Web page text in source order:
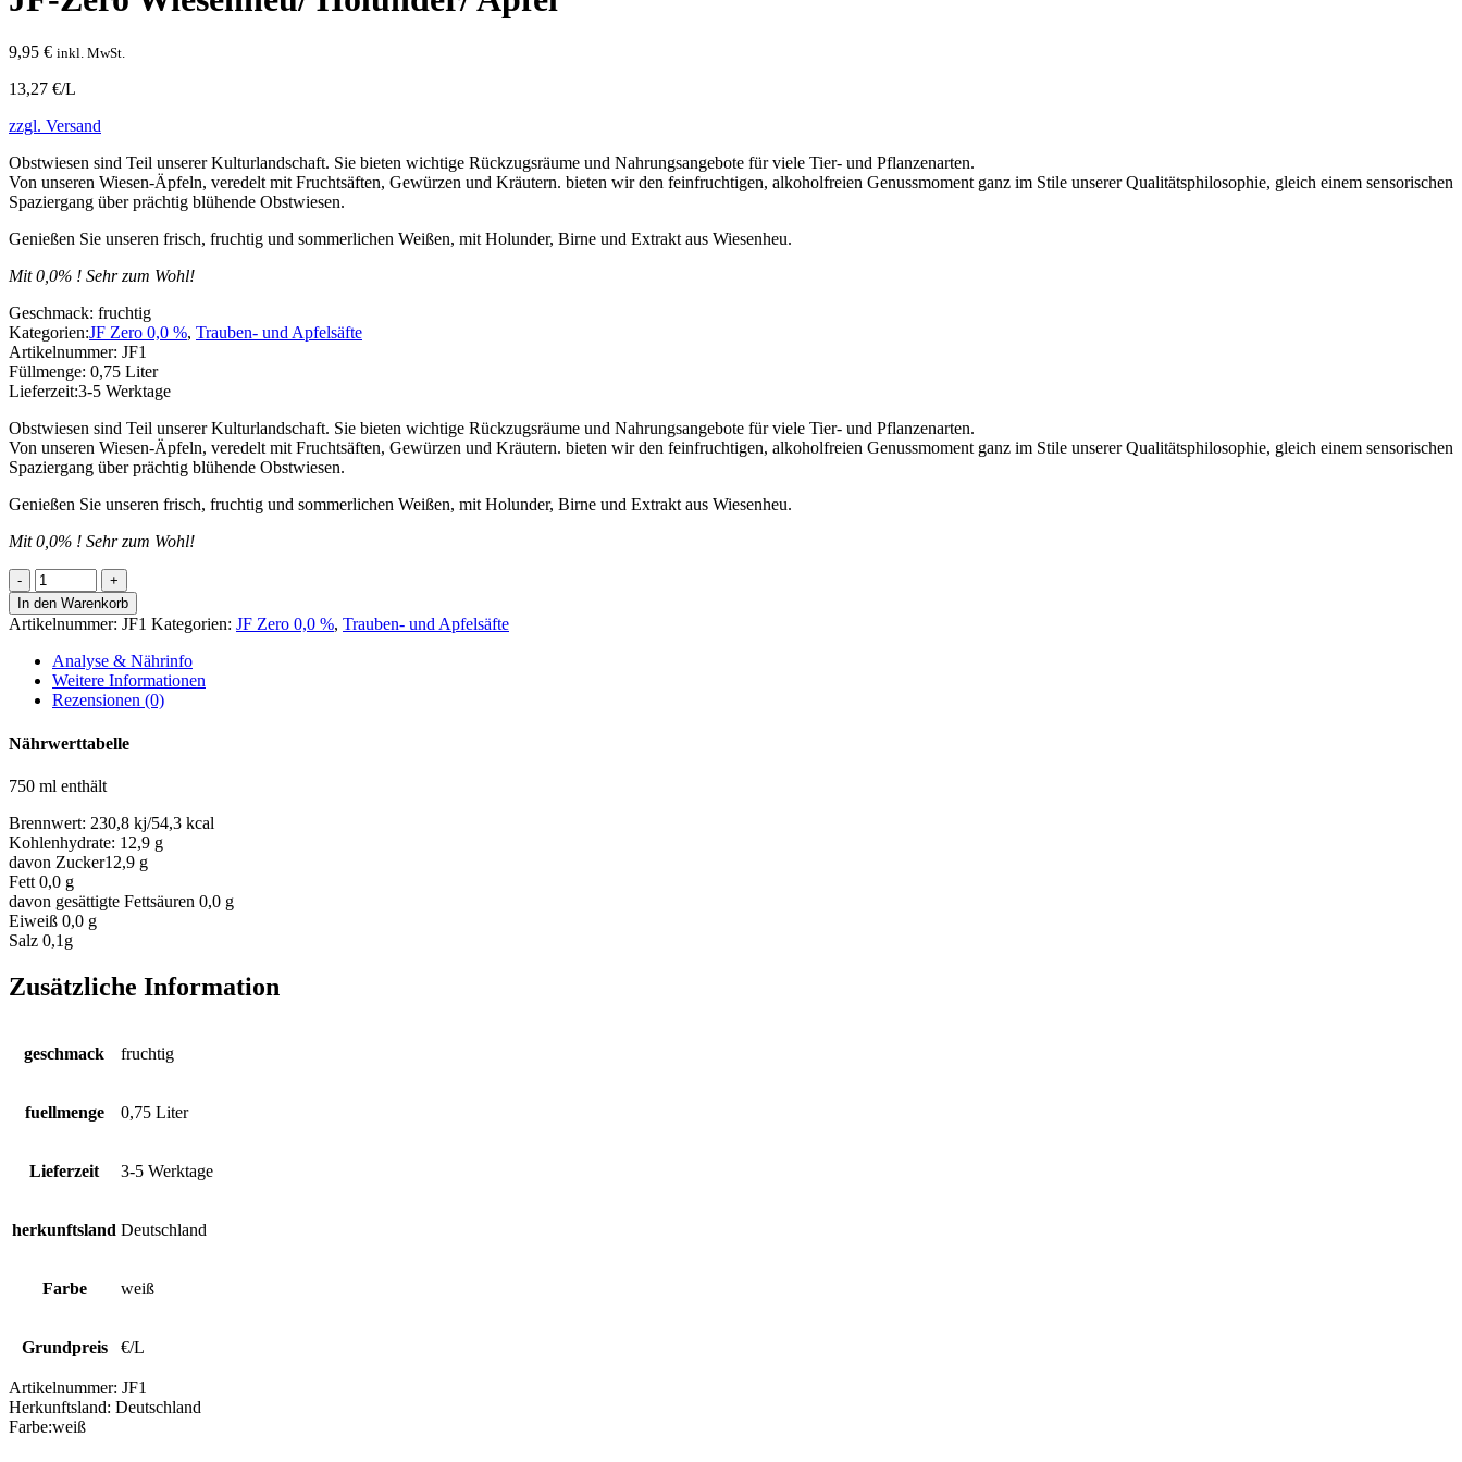
9,95 € inkl. MwSt.
13,27 €/L
zzgl. Versand
Obstwiesen sind Teil unserer Kulturlandschaft. Sie bieten wichtige Rückzugsräume und Nahrungsangebote für viele Tier- und Pflanzenarten.
Von unseren Wiesen-Äpfeln, veredelt mit Fruchtsäften, Gewürzen und Kräutern. bieten wir den feinfruchtigen, alkoholfreien Genussmoment ganz im Stile unserer Qualitätsphilosophie, gleich einem sensorischen
Spaziergang über prächtig blühende Obstwiesen.
Genießen Sie unseren frisch, fruchtig und sommerlichen Weißen, mit Holunder, Birne und Extrakt aus Wiesenheu.
Mit 0,0% ! Sehr zum Wohl!
Geschmack: fruchtig
Kategorien:JF Zero 0,0 %, Trauben- und Apfelsäfte
Artikelnummer: JF1
Füllmenge: 0,75 Liter
Lieferzeit:3-5 Werktage
Obstwiesen sind Teil unserer Kulturlandschaft. Sie bieten wichtige Rückzugsräume und Nahrungsangebote für viele Tier- und Pflanzenarten.
Von unseren Wiesen-Äpfeln, veredelt mit Fruchtsäften, Gewürzen und Kräutern. bieten wir den feinfruchtigen, alkoholfreien Genussmoment ganz im Stile unserer Qualitätsphilosophie, gleich einem sensorischen
Spaziergang über prächtig blühende Obstwiesen.
Genießen Sie unseren frisch, fruchtig und sommerlichen Weißen, mit Holunder, Birne und Extrakt aus Wiesenheu.
Mit 0,0% ! Sehr zum Wohl!
JF-
Zero
Wiesenheu/
Holunder/
Apfel
Menge
In den Warenkorb
Artikelnummer: JF1 Kategorien: JF Zero 0,0 %, Trauben- und Apfelsäfte
Analyse & Nährinfo
Weitere Informationen
Rezensionen (0)
Nährwerttabelle
750 ml enthält
Brennwert: 230,8 kj/54,3 kcal
Kohlenhydrate: 12,9 g
davon Zucker12,9 g
Fett 0,0 g
davon gesättigte Fettsäuren 0,0 g
Eiweiß 0,0 g
Salz 0,1g
Zusätzliche Information
geschmack fruchtig
fuellmenge 0,75 Liter
Lieferzeit 3-5 Werktage
herkunftsland Deutschland
Farbe weiß
Grundpreis €/L
Artikelnummer: JF1
Herkunftsland: Deutschland
Farbe:weiß